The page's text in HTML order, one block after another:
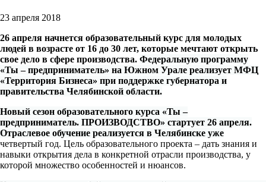
23 апреля 2018
26 апреля начнется образовательный курс для молодых
людей в возрасте от 16 до 30 лет, которые мечтают открыть
свое дело в сфере производства. Федеральную программу
«Ты – предприниматель» на Южном Урале реализует МФЦ
«Территория Бизнеса» при поддержке губернатора и
правительства Челябинской области.
Новый сезон образовательного курса «Ты –
предприниматель. ПРОИЗВОДСТВО» стартует 26 апреля.
Отраслевое обучение реализуется в Челябинске уже
четвертый год. Цель образовательного проекта – дать знания и
навыки открытия дела в конкретной отрасли производства, у
которой множество особенностей и нюансов.